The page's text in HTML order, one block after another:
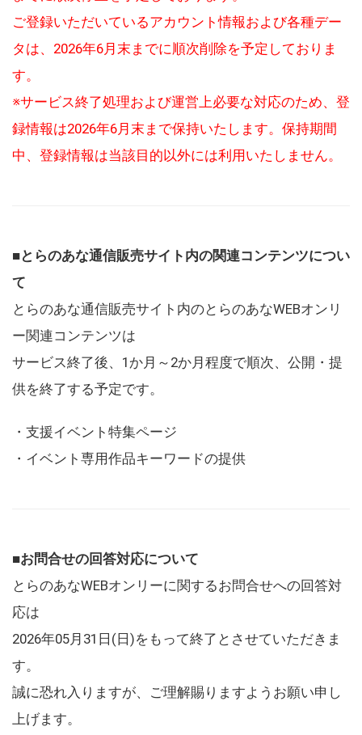
ご登録いただいているアカウント情報および各種デー
タは、2026年6月末までに順次削除を予定しておりま
す。
※サービス終了処理および運営上必要な対応のため、登
録情報は2026年6月末まで保持いたします。保持期間
中、登録情報は当該目的以外には利用いたしません。
■とらのあな通信販売サイト内の関連コンテンツについ
て
とらのあな通信販売サイト内のとらのあなWEBオンリ
ー関連コンテンツは
サービス終了後、1か月～2か月程度で順次、公開・提
供を終了する予定です。
・支援イベント特集ページ
・イベント専用作品キーワードの提供
■お問合せの回答対応について
とらのあなWEBオンリーに関するお問合せへの回答対
応は
2026年05月31日(日)をもって終了とさせていただきま
す。
誠に恐れ入りますが、ご理解賜りますようお願い申し
上げます。